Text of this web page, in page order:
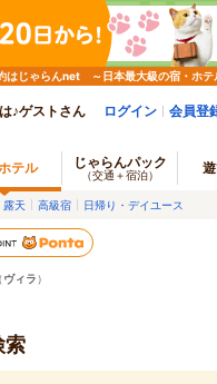
はじゃらんnet ～日本最大級の宿・ホテ
♪ゲストさん ログイン 会員登
テル じゃらんパック
（交通＋宿泊）
露天 高級宿 日帰り・デイユース
ヴィラ）
索